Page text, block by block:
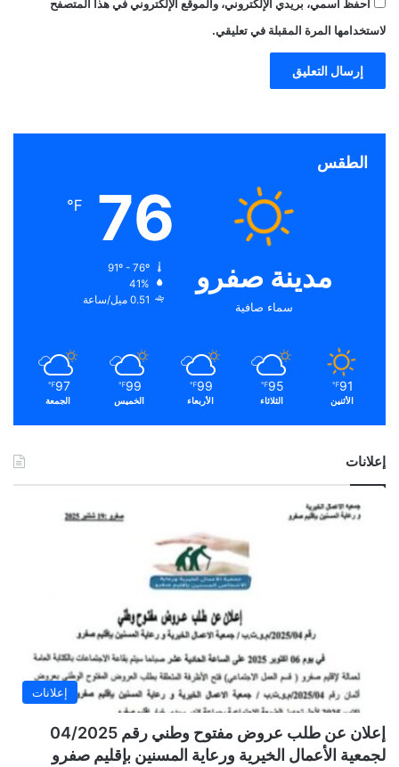
احفظ اسمي، بريدي الإلكتروني، والموقع الإلكتروني في هذا المتصفح
لاستخدامها المرة المقبلة في تعليقي.
الطقس
مدينة صفرو
سماء صافية
76
℉
41%
0.51 ميل/ساعة
91
℉
الأثنين
95
℉
الثلاثاء
99
℉
الأربعاء
99
℉
الخميس
97
℉
الجمعة
إعلانات
إعلانات
إعلان عن طلب عروض مفتوح وطني رقم 04/2025
لجمعية الأعمال الخيرية ورعاية المسنين بإقليم صفرو